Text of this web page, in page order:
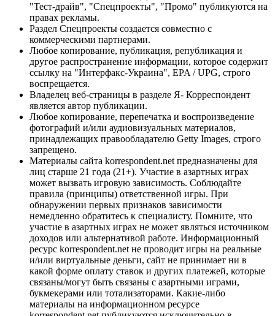
"Тест-драйв", "Спецпроекты", "Промо" публикуются на
правах рекламы.
Раздел Спецпроекты создается совместно с
коммерческими партнерами.
Любое копирование, публикация, републикация и
другое распространение информации, которое содержит
ссылку на "Интерфакс-Украина", EPA / UPG, строго
воспрещается.
Владелец веб-страницы в разделе Я- Корреспондент
является автор публикации.
Любое копирование, перепечатка и воспроизведение
фотографий и/или аудиовизуальных материалов,
принадлежащих правообладателю Getty Images, строго
запрещено.
Материалы сайта korrespondent.net предназначены для
лиц старше 21 года (21+). Участие в азартных играх
может вызвать игровую зависимость. Соблюдайте
правила (принципы) ответственной игры. При
обнаружении первых признаков зависимости
немедленно обратитесь к специалисту. Помните, что
участие в азартных играх не может являться источником
доходов или альтернативой работе. Информационный
ресурс korrespondent.net не проводит игры на реальные
и/или виртуальные деньги, сайт не принимает ни в
какой форме оплату ставок и других платежей, которые
связаны/могут быть связаны с азартными играми,
букмекерами или тотализаторами. Какие-либо
материалы на информационном ресурсе